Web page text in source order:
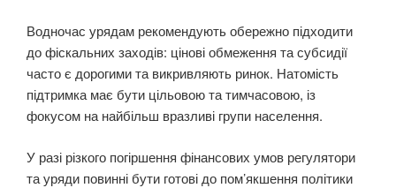
Водночас урядам рекомендують обережно підходити
до фіскальних заходів: цінові обмеження та субсидії
часто є дорогими та викривляють ринок. Натомість
підтримка має бути цільовою та тимчасовою, із
фокусом на найбільш вразливі групи населення.
У разі різкого погіршення фінансових умов регулятори
та уряди повинні бути готові до пом’якшення політики